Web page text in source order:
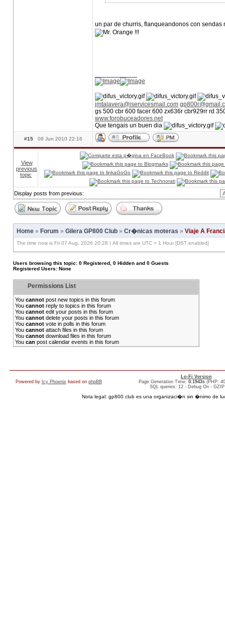
un par de churris, flanqueandonos con
!!!
jmtalavera@iservicesmail.com
gs 500 cbr 600 facer 600 zx636r cbr929rr rd
www.forobuceadores.net
Que tengais un buen dia
#15 09 Jun 2010 22:16
View
previous
topic
Display posts from previous:
Home » Forum » Gilera GP800 Club » Cr�nicas moteras » Viaje A
The time now is Fri 07 Aug, 2026 20:28 | All times are UTC + 1 Hour [DST enabled]
Users browsing this topic: 0 Registered, 0 Hidden and 0 Guests
Registered Users: None
Permissions List
You cannot post new topics in this forum
You cannot reply to topics in this forum
You cannot edit your posts in this forum
You cannot delete your posts in this forum
You cannot vote in polls in this forum
You cannot attach files in this forum
You cannot download files in this forum
You can post calendar events in this forum
Powered by Icy Phoenix based on phpBB
Lo-Fi Version
Page Generation Time: 0.1943s (PHP:
SQL queries: 12 - Debug On -
Nota legal: gp800 club es una organizaci�n sin �nimo de